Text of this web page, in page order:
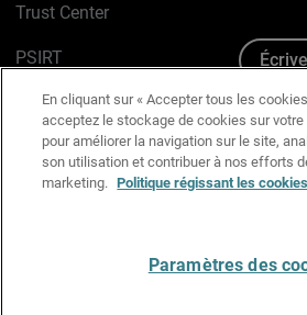
Trust Center
PSIRT
Avis sur les cookies
Politique de confidentialité
Charte Graphique
En cliquant sur « Accepter tous les
acceptez le stockage de cookies sur votre
pour améliorer la navigation sur le site,
son utilisation et contribuer à nos efforts
marketing. Politique régissant les cookies
Paramètres des